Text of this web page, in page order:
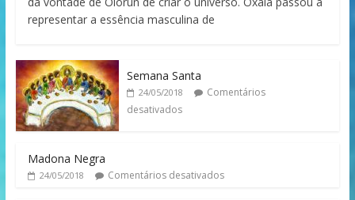
representar a essência masculina de
Semana Santa
24/05/2018
Comentários
desativados
Madona Negra
24/05/2018 Comentários desativados